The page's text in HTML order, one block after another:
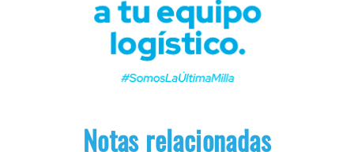
Notas relacionadas